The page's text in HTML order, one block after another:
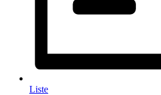
Liste